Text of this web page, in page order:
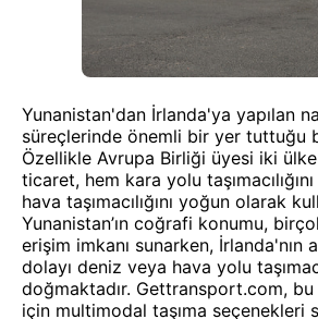
Yunanistan'dan İrlanda'ya yapılan
süreçlerinde önemli bir yer tuttuğu
Özellikle Avrupa Birliği üyesi iki ülke
ticaret, hem kara yolu
hava taşımacılığını yoğun olarak
Yunanistan’ın coğrafi konumu,
erişim imkanı sunarken, İrlanda'nın
dolayı deniz veya hava yolu
doğmaktadır. Gettransport.com, bu
için multimodal taşıma seçenekleri